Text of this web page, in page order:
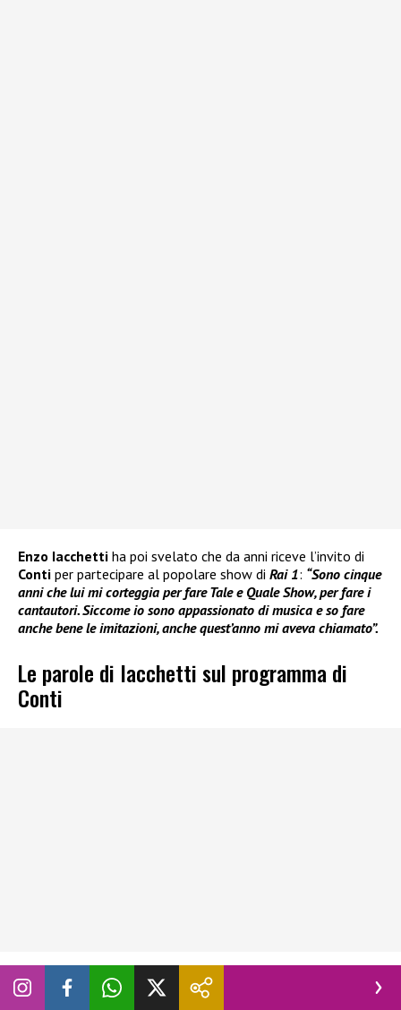
Enzo Iacchetti ha poi svelato che da anni riceve l’invito di
Conti per partecipare al popolare show di Rai 1: “Sono cinque
anni che lui mi corteggia per fare Tale e Quale Show, per fare i
cantautori. Siccome io sono appassionato di musica e so fare
anche bene le imitazioni, anche quest’anno mi aveva chiamato”.
Le parole di Iacchetti sul programma di
Conti
Nel corso della chiacchierataEnzo Iacchetti
spiegato perché in tutti questi anni non è mai andato a
Tale